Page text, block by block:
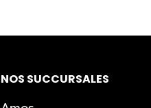
NOS SUCCURSALES